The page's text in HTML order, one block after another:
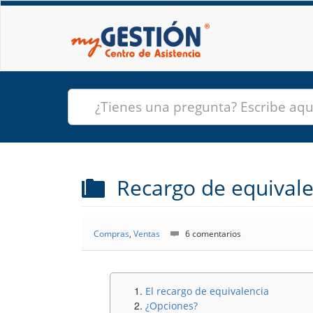
Recargo de
Compras, Ventas 6 comentarios
El recargo de equivalencia
¿Opciones?